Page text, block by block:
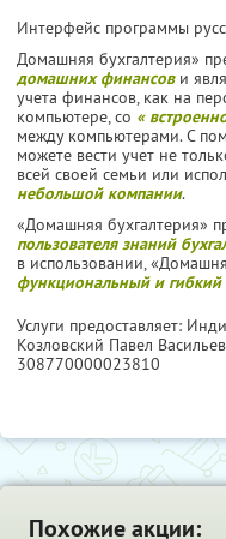
Интерфейс программы
Домашняя бухгалтерия»
домашних финансови
учета финансов, как на
компьютере, со «
между компьютерами. С
можете вести учет не
всей своей семьи или
небольшой компании.
«Домашняя бухгалтерия»
пользователя знаний
в использовании,
функциональный и гибкий
Услуги предоставляет:
Козловский Павел
308770000023810
Похожие акции: